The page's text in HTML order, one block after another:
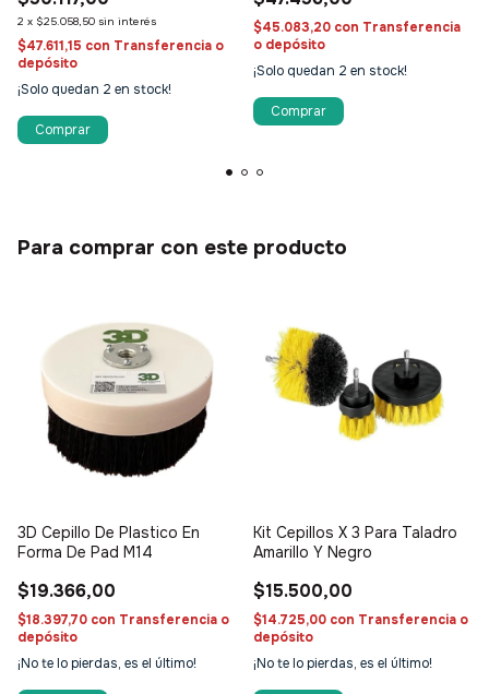
2 x $25.058,50 sin interés
$47.611,15 con Transferencia o
depósito
¡Solo quedan 2 en stock!
$45.083,20 con Transferencia
o depósito
¡Solo quedan 2 en stock!
Para comprar con este producto
3D Cepillo De Plastico En
Forma De Pad M14
$19.366,00
$18.397,70 con Transferencia o
depósito
¡No te lo pierdas, es el último!
Kit Cepillos X 3 Para Taladro
Amarillo Y Negro
$15.500,00
$14.725,00 con Transferencia o
depósito
¡No te lo pierdas, es el último!